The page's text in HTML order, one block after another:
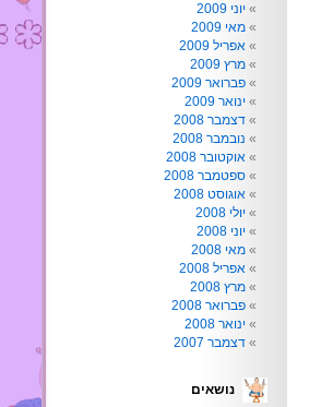
יוני 2009
מאי 2009
אפריל 2009
מרץ 2009
פברואר 2009
ינואר 2009
דצמבר 2008
נובמבר 2008
אוקטובר 2008
ספטמבר 2008
אוגוסט 2008
יולי 2008
יוני 2008
מאי 2008
אפריל 2008
מרץ 2008
פברואר 2008
ינואר 2008
דצמבר 2007
נושאים